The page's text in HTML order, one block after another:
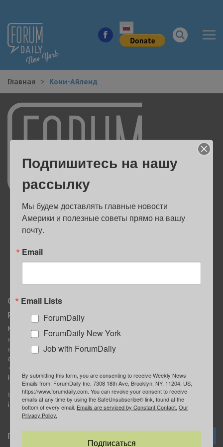
КУДА ПОЙТИ В ГОРОДЕ
ЗДОРОВЬЕ
РАБОТА И БИЗНЕС
ЖИЛЬЕ
ОБРАЗОВАНИЕ
Главная Кони-Айленд
О нас
Реклама
MediaKit
Контактное лицо:
Марина Баранчук
ad@forumdaily.com
+1 347-604-1261
Наши рекламодатели
E-mail редакции:
info@forumdaily.com
Группа “ИЩУ СОВЕТА”
ForumDaily
Подписка
Подпишитесь на нашу
рассылку
Мы будем доставлять главные новости
Америки и полезные советы прямо на вашу
почту.
Email
Email Lists
ForumDaily
ForumDaily New York
Job with ForumDaily
By submitting this form, you are consenting to receive Weekly News
Emails from: ForumDaily Inc, 7308 18th Ave, Brooklyn, NY, 11204, US,
https://www.forumdaily.com. You can revoke your consent to receive
emails at any time by using the SafeUnsubscribe® link, found at the
bottom of every email. Emails are serviced by Constant Contact. Our
Privacy Policy.
Подписаться